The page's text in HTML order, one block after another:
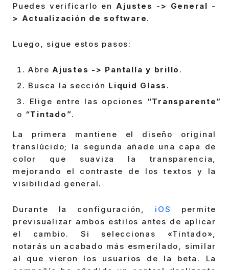
Puedes verificarlo enAjustes -> General -
> Actualización de software.
Luego, sigue estos pasos:
Abre Ajustes -> Pantalla y brillo .
Busca la sección Liquid Glass .
Elige entre las opciones “Transparente”
o “Tintado”.
La primera mantiene el diseño original
translúcido; la segunda añade una capa de
color que suaviza la transparencia,
mejorando el contraste de los textos y la
visibilidad general.
Durante la configuración, iOS
permite
previsualizar ambos estilos antes de aplicar
el cambio. Si seleccionas «Tintado»,
notarás un acabado más esmerilado, similar
al que vieron los usuarios de la beta. La